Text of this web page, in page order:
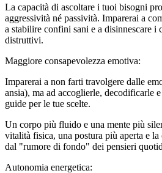
La capacità di ascoltare i tuoi bisogni
aggressività né passività. Imparerai a
a stabilire confini sani e a disinnescare
distruttivi.
Maggiore consapevolezza emotiva:
Imparerai a non farti travolgere dalle
ansia), ma ad accoglierle, decodificarle
guide per le tue scelte.
Un corpo più fluido e una mente più
vitalità fisica, una postura più aperta e la
dal "rumore di fondo" dei pensieri
Autonomia energetica: